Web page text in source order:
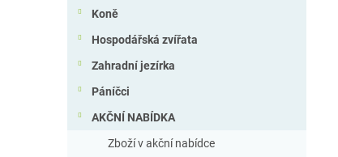
Koně
Hospodářská zvířata
Zahradní jezírka
Páníčci
AKČNÍ NABÍDKA
Zboží v akční nabídce